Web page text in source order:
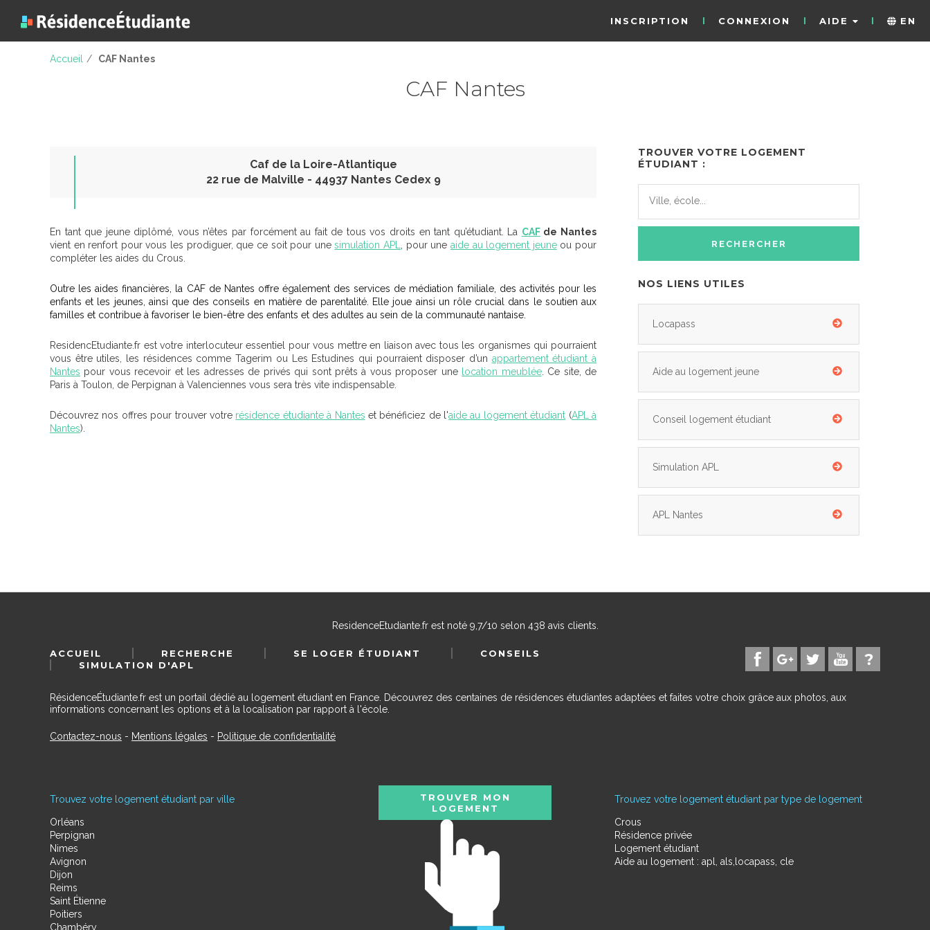
INSCRIPTION CONNEXION AIDE EN
Accueil / CAF Nantes
CAF Nantes
Caf de la Loire-Atlantique
22 rue de Malville - 44937 Nantes Cedex 9
En tant que jeune diplômé, vous n’êtes par forcément au fait de tous vos droits en tant qu’étudiant. La CAFde Nantes
vient en renfort pour vous les prodiguer, que ce soit pour unesimulation APL , pour une aide au logement jeuneou pour
compléter les aides du Crous.
Outre les aides financières, la CAF de Nantes offre également des services de médiation familiale, des activités pour les
enfants et les jeunes, ainsi que des conseils en matière de parentalité. Elle joue ainsi un rôle crucial dans le soutien aux
familles et contribue à favoriser le bien-être des enfants et des adultes au sein de la communauté nantaise.
ResidencEtudiante.fr est votre interlocuteur essentiel pour vous mettre en liaison avec tous les organismes qui pourraient
vous être utiles, les résidences comme Tagerim ou Les Estudines qui pourraient disposer d’un appartement étudiant à
Nantes pour vous recevoir et les adresses de privés qui sont prêts à vous proposer une location meublée. Ce site, de
Paris à Toulon, de Perpignan à Valenciennes vous sera très vite indispensable.
Découvrez nos offres pour trouver votre résidence étudiante à Nantes et bénéficiez de l'aide au logement étudiant (APL à
Nantes).
TROUVER VOTRE LOGEMENT
ÉTUDIANT :
NOS LIENS UTILES
Locapass
Aide au logement jeune
Conseil logement étudiant
Simulation APL
APL Nantes
ResidenceEtudiante.frest noté 9,7/10 selon 438 avis clients.
ACCUEIL RECHERCHE SE LOGER ÉTUDIANT
CONSEILS
SIMULATION D'APL
RésidenceÉtudiante.fr est un portail dédié au logement étudiant en France. Découvrez des centaines de résidences étudiantes adaptées et faites votre choix grâce aux photos, aux
informations concernant les options et à la localisation par rapport à l'école.
Contactez-nous - Mentions légales - Politique de confidentialité
Trouvez votre logement étudiant par ville
Orléans
Perpignan
Nimes
Avignon
Dijon
Reims
Saint Étienne
Poitiers
Chambéry
Trouvez votre logement étudiant par type de logement
Crous
Résidence privée
Logement étudiant
Aide au logement : apl, als,locapass, cle
TROUVER MON
LOGEMENT